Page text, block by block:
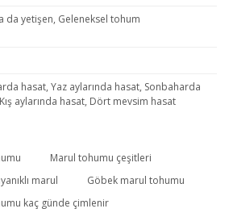
da yetişen, Geleneksel tohum
hasat, Yaz aylarında hasat, Sonbaharda
aylarında hasat, Dört mevsim hasat
ilk yorumu siz yapın!
Marul tohumu çeşitleri
marul
Göbek marul tohumu
kaç günde çimlenir